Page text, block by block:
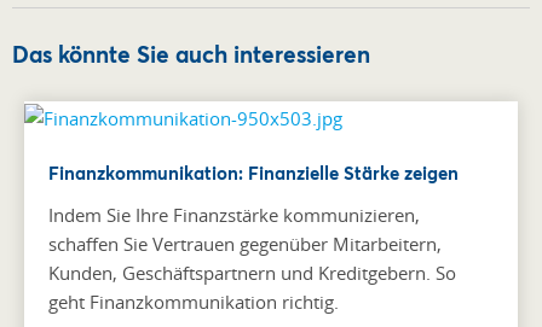
Das könnte Sie auch interessieren
Finanzkommunikation: Finanzielle Stärke zeigen
Indem Sie Ihre Finanzstärke kommunizieren,
schaffen Sie Vertrauen gegenüber Mitarbeitern,
Kunden, Geschäftspartnern und Kreditgebern. So
geht Finanzkommunikation richtig.